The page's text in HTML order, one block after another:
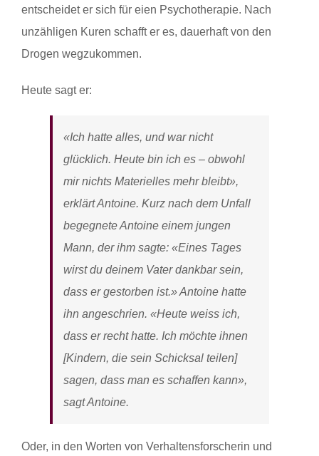
entscheidet er sich für eien Psychotherapie. Nach
unzähligen Kuren schafft er es, dauerhaft von den
Drogen wegzukommen.
Heute sagt er:
«Ich hatte alles, und war nicht
glücklich. Heute bin ich es – obwohl
mir nichts Materielles mehr bleibt»,
erklärt Antoine. Kurz nach dem Unfall
begegnete Antoine einem jungen
Mann, der ihm sagte: «Eines Tages
wirst du deinem Vater dankbar sein,
dass er gestorben ist.» Antoine hatte
ihn angeschrien. «Heute weiss ich,
dass er recht hatte. Ich möchte ihnen
[Kindern, die sein Schicksal teilen]
sagen, dass man es schaffen kann»,
sagt Antoine.
Oder, in den Worten von Verhaltensforscherin und